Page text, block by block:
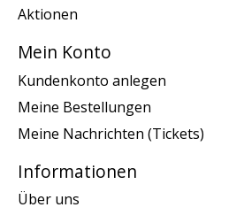
Aktionen
Mein Konto
Kundenkonto anlegen
Meine Bestellungen
Meine Nachrichten (Tickets)
Informationen
Über uns